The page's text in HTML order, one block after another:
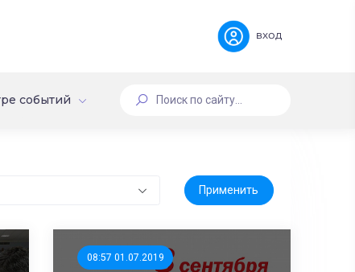
вход
событий
08:57 01.07.2019